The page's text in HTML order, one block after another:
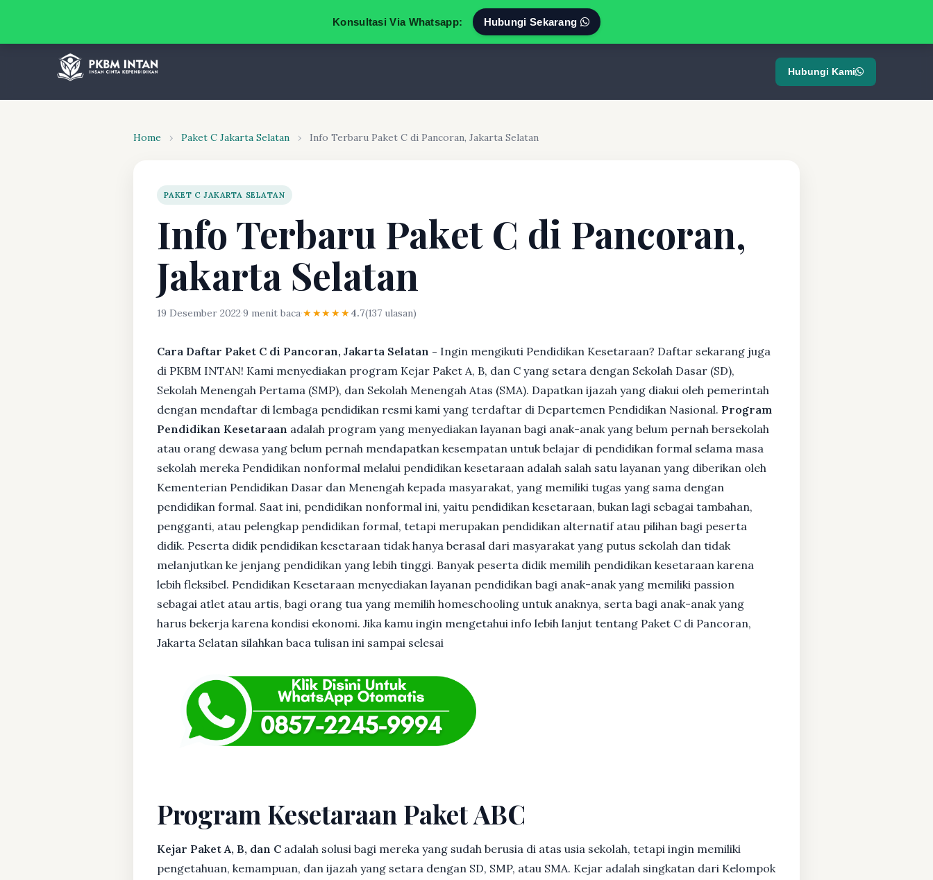
Konsultasi Via Whatsapp: Hubungi Sekarang
Hubungi Kami
Home › Paket C Jakarta Selatan › Info Terbaru Paket C di Pancoran, Jakarta Selatan
PAKET C JAKARTA SELATAN
Info Terbaru Paket C di Pancoran,
Jakarta Selatan
19 Desember 2022·9 menit baca·★★★★★4.7(137 ulasan)
Cara Daftar Paket C di Pancoran, Jakarta Selatan - Ingin mengikuti Pendidikan Kesetaraan? Daftar sekarang juga
di PKBM INTAN! Kami menyediakan program Kejar Paket A, B, dan C yang setara dengan Sekolah Dasar (SD),
Sekolah Menengah Pertama (SMP), dan Sekolah Menengah Atas (SMA). Dapatkan ijazah yang diakui oleh pemerintah
dengan mendaftar di lembaga pendidikan resmi kami yang terdaftar di Departemen Pendidikan Nasional. Program
Pendidikan Kesetaraan adalah program yang menyediakan layanan bagi anak-anak yang belum pernah bersekolah
atau orang dewasa yang belum pernah mendapatkan kesempatan untuk belajar di pendidikan formal selama masa
sekolah mereka Pendidikan nonformal melalui pendidikan kesetaraan adalah salah satu layanan yang diberikan oleh
Kementerian Pendidikan Dasar dan Menengah kepada masyarakat, yang memiliki tugas yang sama dengan
pendidikan formal. Saat ini, pendidikan nonformal ini, yaitu pendidikan kesetaraan, bukan lagi sebagai tambahan,
pengganti, atau pelengkap pendidikan formal, tetapi merupakan pendidikan alternatif atau pilihan bagi peserta
didik. Peserta didik pendidikan kesetaraan tidak hanya berasal dari masyarakat yang putus sekolah dan tidak
melanjutkan ke jenjang pendidikan yang lebih tinggi. Banyak peserta didik memilih pendidikan kesetaraan karena
lebih fleksibel. Pendidikan Kesetaraan menyediakan layanan pendidikan bagi anak-anak yang memiliki passion
sebagai atlet atau artis, bagi orang tua yang memilih homeschooling untuk anaknya, serta bagi anak-anak yang
harus bekerja karena kondisi ekonomi. Jika kamu ingin mengetahui info lebih lanjut tentang Paket C di Pancoran,
Jakarta Selatan silahkan baca tulisan ini sampai selesai
Program Kesetaraan Paket ABC
Kejar Paket A, B, dan C adalah solusi bagi mereka yang sudah berusia di atas usia sekolah, tetapi ingin memiliki
pengetahuan, kemampuan, dan ijazah yang setara dengan SD, SMP, atau SMA. Kejar adalah singkatan dari Kelompok